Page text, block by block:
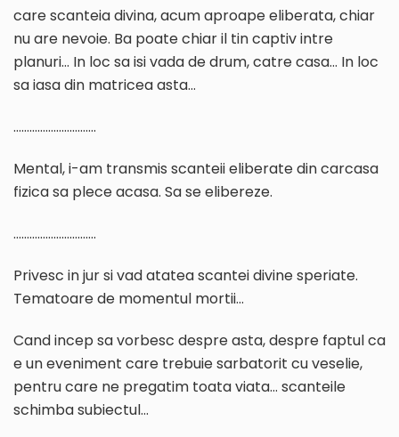
care scanteia divina, acum aproape eliberata, chiar
nu are nevoie. Ba poate chiar il tin captiv intre
planuri… In loc sa isi vada de drum, catre casa… In loc
sa iasa din matricea asta…
………………………….
Mental, i-am transmis scanteii eliberate din carcasa
fizica sa plece acasa. Sa se elibereze.
………………………….
Privesc in jur si vad atatea scantei divine speriate.
Tematoare de momentul mortii…
Cand incep sa vorbesc despre asta, despre faptul ca
e un eveniment care trebuie sarbatorit cu veselie,
pentru care ne pregatim toata viata… scanteile
schimba subiectul…